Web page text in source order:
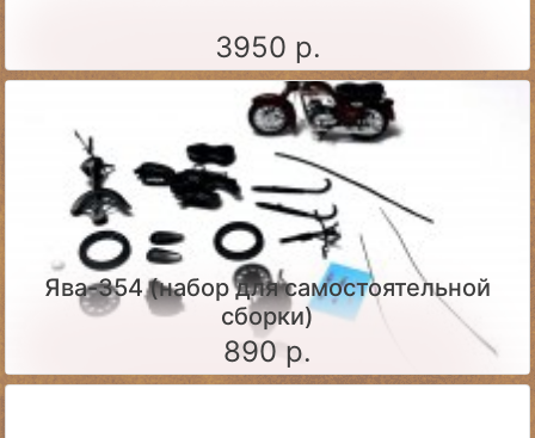
3950 р.
Ява-354 (набор для самостоятельной
сборки)
890 р.